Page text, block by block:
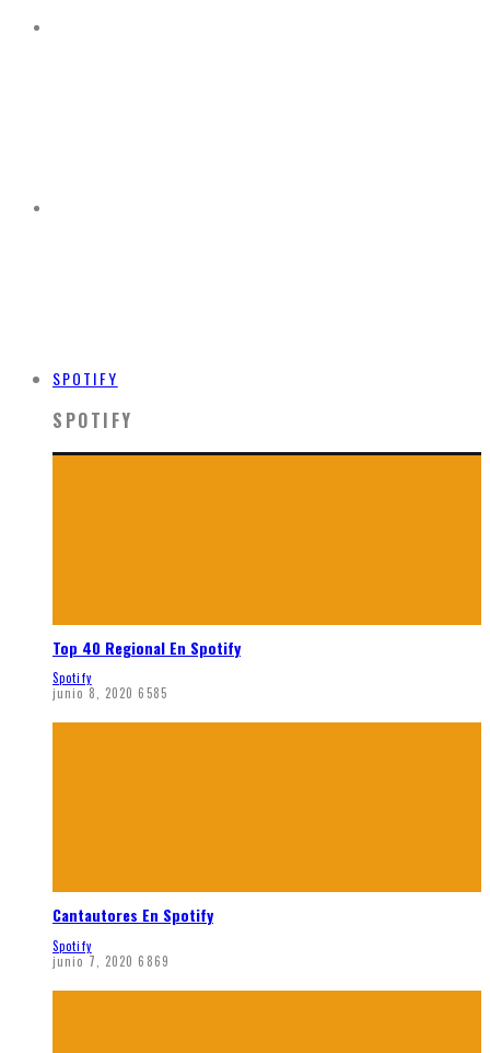
SPOTIFY
SPOTIFY
Top 40 Regional En Spotify
Spotify
junio 8, 2020 6585
Cantautores En Spotify
Spotify
junio 7, 2020 6869